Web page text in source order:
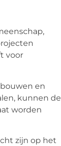
voor
en
kunnen de
worden
zijn op het